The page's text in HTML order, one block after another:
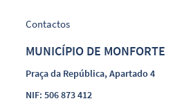
Contactos
MUNICÍPIO DE MONFORTE
Praça da República, Apartado 4
NIF: 506 873 412